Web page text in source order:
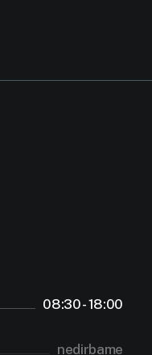
08:30 - 18:00
nedirbame